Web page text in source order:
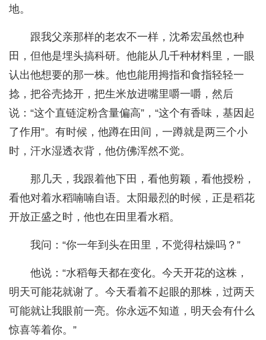
地。
跟我父亲那样的老农不一样，沈希宏虽然也种
田，但他是埋头搞科研。他能从几千种材料里，一眼
认出他想要的那一株。他也能用拇指和食指轻轻一
捻，把谷壳捻开，把生米放进嘴里嚼一嚼，然后
说：“这个直链淀粉含量偏高”，“这个有香味，基因起
了作用”。有时候，他蹲在田间，一蹲就是两三个小
时，汗水湿透衣背，他仿佛浑然不觉。
那几天，我跟着他下田，看他剪颖，看他授粉，
看他对着水稻喃喃自语。太阳最烈的时候，正是稻花
开放正盛之时，他也在田里看水稻。
我问：“你一年到头在田里，不觉得枯燥吗？”
他说：“水稻每天都在变化。今天开花的这株，
明天可能花就谢了。今天看着不起眼的那株，过两天
可能就让我眼前一亮。你永远不知道，明天会有什么
惊喜等着你。”